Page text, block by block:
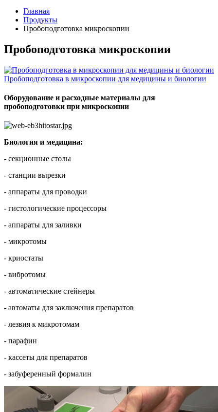
Главная
Продукты
Пробоподготовка микроскопии
Пробоподготовка микроскопии
Пробоподготовка в микроскопии для медицины и биологии
Оборудование и расходные материалы для
пробоподготовки при микроскопии
Биология и медицина:
- секционные столы
- станции вырезки
- аппараты для проводки
- гистологические процессоры
- аппараты для заливки
- микротомы
- криостаты
- вибротомы
- автоматические стейнеры
- автоматы для заключения препаратов
- лезвия к микротомам
- парафин
- кассеты для препаратов
- забуференный формалин